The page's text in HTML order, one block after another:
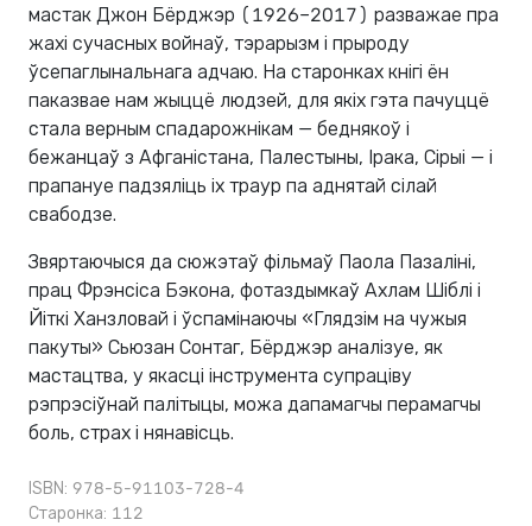
мастак Джон Бёрджэр (1926–2017) разважае пра
жахі сучасных войнаў, тэрарызм і прыроду
ўсепаглынальнага адчаю. На старонках кнігі ён
паказвае нам жыццё людзей, для якіх гэта пачуццё
стала верным спадарожнікам — беднякоў і
бежанцаў з Афганістана, Палестыны, Ірака, Сірыі — і
прапануе падзяліць іх траур па аднятай сілай
свабодзе.
Звяртаючыся да сюжэтаў фільмаў Паола Пазаліні,
прац Фрэнсіса Бэкона, фотаздымкаў Ахлам Шіблі і
Йіткі Ханзловай і ўспамінаючы «Глядзім на чужыя
пакуты» Сьюзан Сонтаг, Бёрджэр аналізуе, як
мастацтва, у якасці інструмента супраціву
рэпрэсіўнай палітыцы, можа дапамагчы перамагчы
боль, страх і нянавісць.
ISBN: 978-5-91103-728-4
Старонка: 112